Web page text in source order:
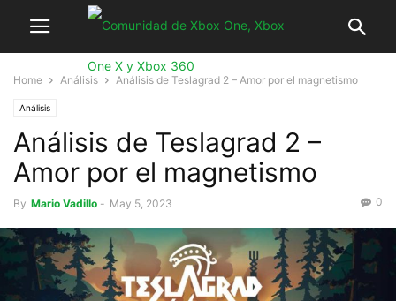
Home Análisis Análisis de Teslagrad 2 – Amor por el magnetismo
Análisis
Análisis de Teslagrad 2 –
Amor por el magnetismo
By Mario Vadillo - May 5, 2023 0